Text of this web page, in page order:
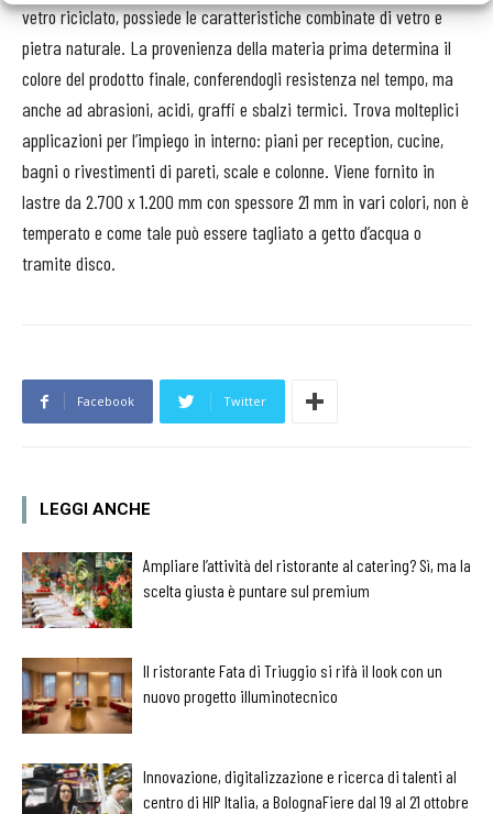
vetro riciclato, possiede le caratteristiche combinate di vetro e
pietra naturale. La provenienza della materia prima determina il
colore del prodotto finale, conferendogli resistenza nel tempo, ma
anche ad abrasioni, acidi, graffi e sbalzi termici. Trova molteplici
applicazioni per l’impiego in interno: piani per reception, cucine,
bagni o rivestimenti di pareti, scale e colonne. Viene fornito in
lastre da 2.700 x 1.200 mm con spessore 21 mm in vari colori, non è
temperato e come tale può essere tagliato a getto d’acqua o
tramite disco.
Facebook Twitter
LEGGI ANCHE
Ampliare l’attività del ristorante al catering? Sì, ma la
scelta giusta è puntare sul premium
Il ristorante Fata di Triuggio si rifà il look con un
nuovo progetto illuminotecnico
Innovazione, digitalizzazione e ricerca di talenti al
centro di HIP Italia, a BolognaFiere dal 19 al 21 ottobre